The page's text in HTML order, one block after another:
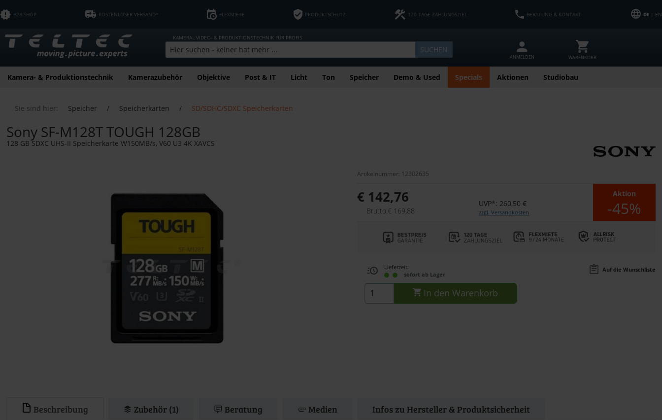
B2B SHOP KOSTENLOSER VERSAND* FLEXMIETE PRODUKTSCHUTZ 120 TAGE ZAHLUNGSZIEL BERATUNG & KONTAKT DE| EN
KAMERA-, VIDEO- & PRODUKTIONSTECHNIK FÜR PROFIS
SUCHEN
ANMELDEN WARENKORB
Kamera- & Produktionstechnik Kamerazubehör Objektive Post & IT Licht Ton Speicher Demo & Used Specials Aktionen Studiobau
Sie sind hier: Speicher / Speicherkarten / SD/SDHC/SDXC Speicherkarten
Sony SF-M128T TOUGH 128GB
128 GB SDXC UHS-II Speicherkarte W150MB/s, V60 U3 4K XAVCS
Artikelnummer: 12302635
€ 142,76
Brutto:€ 169,88
UVP*: 260,50 €
zzgl. Versandkosten
Aktion
-45%
Lieferzeit:
sofort ab Lager
Auf die Wunschliste
In den Warenkorb
Beschreibung Zubehör (1) Beratung Medien Infos zu Hersteller & Produktsicherheit